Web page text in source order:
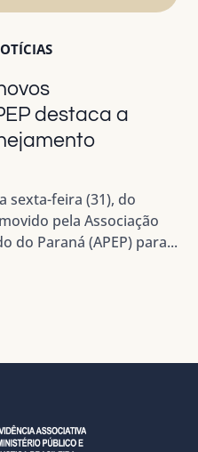
destaca a
sexta-feira (31), do
pela Associação
do Paraná (APEP) para...